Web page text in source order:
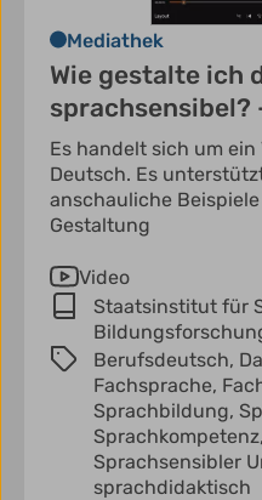
Mediathek
Wie gestalte ich
sprachsensibel?
Es handelt sich um
Deutsch. Es
anschauliche
Gestaltung
Video
Staatsinstitut für
Berufsdeutsch,
Fachsprache,
Sprachbildung,
Sprachkompetenz,
Sprachsensibler
sprachdidaktisch